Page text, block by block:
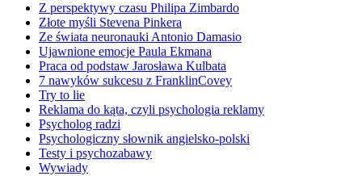
Z perspektywy czasu Philipa Zimbardo
Złote myśli Stevena Pinkera
Ze świata neuronauki Antonio Damasio
Ujawnione emocje Paula Ekmana
Praca od podstaw Jarosława Kulbata
7 nawyków sukcesu z FranklinCovey
Try to lie
Reklama do kąta, czyli psychologia reklamy
Psycholog radzi
Psychologiczny słownik angielsko-polski
Testy i psychozabawy
Wywiady